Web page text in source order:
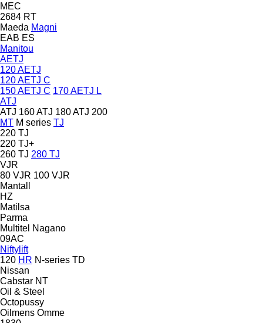
MEC
2684 RT
Maeda Magni
EAB ES
Manitou
AETJ
120 AETJ
120 AETJ C
150 AETJ C 170 AETJ L
ATJ
ATJ 160ATJ 180ATJ 200
MT M series TJ
220 TJ
220 TJ+
260 TJ 280 TJ
VJR
80 VJR 100 VJR
Mantall
HZ
Matilsa
Parma
Multitel Nagano
09AC
Niftylift
120 HR N-series TD
Nissan
Cabstar NT
Oil & Steel
Octopussy
Oilmens Omme